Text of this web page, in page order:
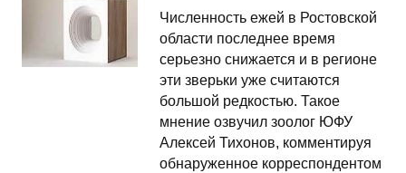
Численность ежей в Ростовской
области последнее время
серьезно снижается и в регионе
эти зверьки уже считаются
большой редкостью. Такое
мнение озвучил зоолог ЮФУ
Алексей Тихонов, комментируя
обнаруженное корреспондентом